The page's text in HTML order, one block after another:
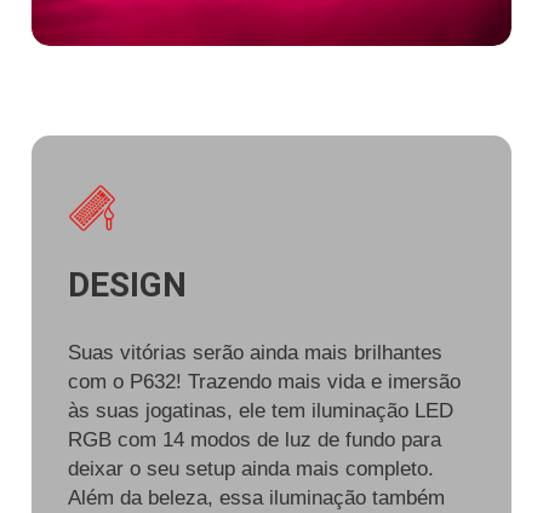
DESIGN
Suas vitórias serão ainda mais brilhantes
com o P632! Trazendo mais vida e imersão
às suas jogatinas, ele tem iluminação LED
RGB com 14 modos de luz de fundo para
deixar o seu setup ainda mais completo.
Além da beleza, essa iluminação também